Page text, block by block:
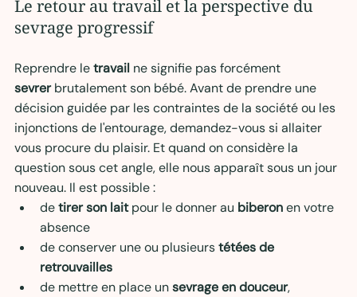
Le retour au travail et la perspective du
sevrage progressif
Reprendre le travail ne signifie pas forcément
sevrer brutalement son bébé. Avant de prendre une
décision guidée par les contraintes de la société ou les
injonctions de l'entourage, demandez-vous si allaiter
vous procure du plaisir. Et quand on considère la
question sous cet angle, elle nous apparaît sous un jour
nouveau. Il est possible :
de tirer son lait pour le donner au biberon en votre
absence
de conserver une ou plusieurs tétées de
retrouvailles
de mettre en place un sevrage en douceur,